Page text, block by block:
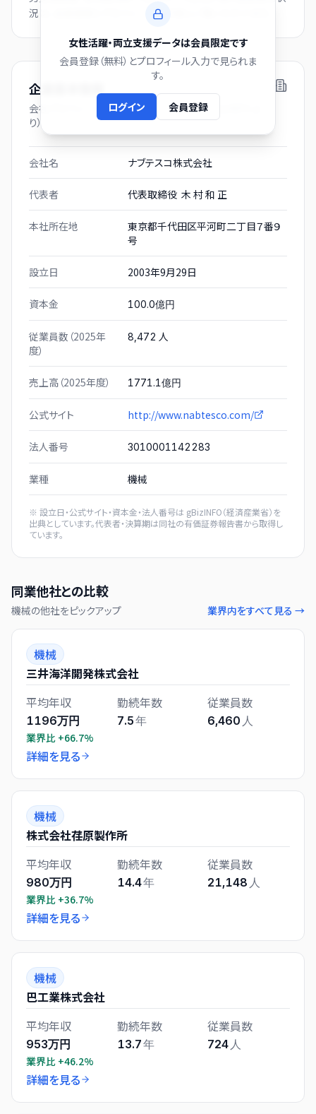
女性活躍・両立支援データは会員限定です
会員登録（無料）とプロフィール入力で見られま
す。
ログイン 会員登録
況は、会員登録とプロフィール入力後にご覧いただけます。
企業基本情報
会社プロフィール（有価証券報告書および gBizINFO よ
り）
会社名 ナブテスコ株式会社
代表者 代表取締役 木 村 和 正
本社所在地
東京都千代田区平河町二丁目７番９
号
設立日 2003年9月29日
資本金 100.0億円
従業員数（2025年
度）
8,472 人
売上高（2025年度） 1771.1億円
公式サイト http://www.nabtesco.com/
法人番号 3010001142283
業種 機械
※ 設立日・公式サイト・資本金・法人番号は gBizINFO（経済産業省）を
出典としています。代表者・決算期は同社の有価証券報告書から取得し
ています。
同業他社との比較
機械の他社をピックアップ 業界内をすべて見る →
機械
三井海洋開発株式会社
平均年収
1196万円
業界比 +66.7%
勤続年数
7.5年
従業員数
6,460 人
詳細を見る
機械
株式会社荏原製作所
平均年収
980万円
業界比 +36.7%
勤続年数
14.4年
従業員数
21,148 人
詳細を見る
機械
巴工業株式会社
平均年収
953万円
業界比 +46.2%
勤続年数
13.7年
従業員数
724 人
詳細を見る